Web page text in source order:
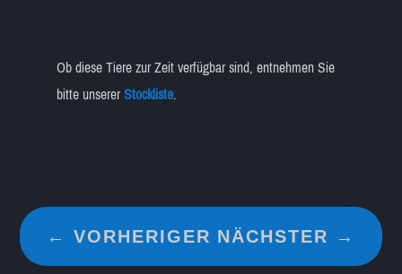
Ob diese Tiere zur Zeit verfügbar sind, entnehmen Sie
bitte unsererStockliste.
←VORHERIGER NÄCHSTER →